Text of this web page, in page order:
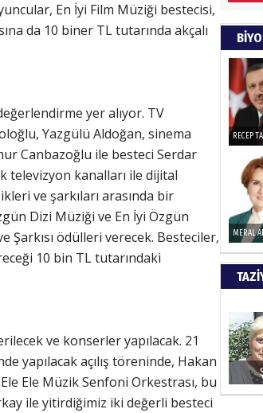
En İyi Film Müziği bestecisi,
da 10 biner TL tutarında akçalı
yer alıyor. TV
Yazgülü Aldoğan, sinema
Canbazoğlu ile besteci Serdar
televizyon kanalları ile dijital
ve şarkıları arasında bir
Dizi Müziği ve En İyi Özgün
Şarkısı ödülleri verecek. Besteciler,
10 bin TL tutarındaki
ve konserler yapılacak. 21
yapılacak açılış töreninde, Hakan
Ele Müzik Senfoni Orkestrası, bu
ile yitirdiğimiz iki değerli besteci
ALI
60.
RECEP
MERAL